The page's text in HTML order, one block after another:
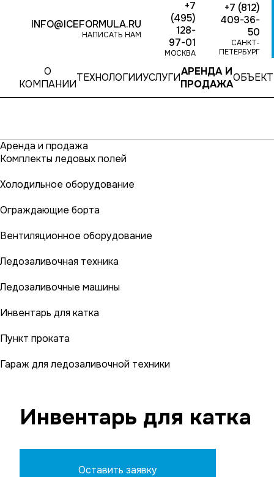
INFO@ICEFORMULA.RU
НАПИСАТЬ НАМ
+7
(495)
128-
97-01
МОСКВА
+7 (812)
409-36-
50
САНКТ-
ПЕТЕРБУРГ
О
КОМПАНИИТЕХНОЛОГИИУСЛУГИАРЕНДА И
ПРОДАЖА
Аренда и продажа
Комплекты ледовых полей
Холодильное оборудование
Ограждающие борта
Вентиляционное оборудование
Ледозаливочная техника
Ледозаливочные машины
Инвентарь для катка
Пункт проката
Гараж для ледозаливочной техники
Инвентарь для катка
Оставить заявку